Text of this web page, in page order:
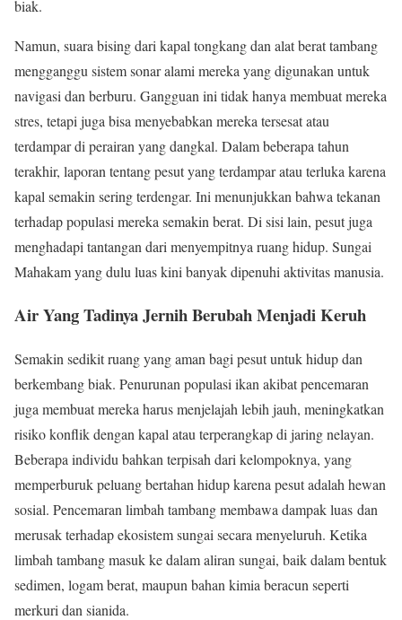
biak.
Namun, suara bising dari kapal tongkang dan alat berat tambang
mengganggu sistem sonar alami mereka yang digunakan untuk
navigasi dan berburu. Gangguan ini tidak hanya membuat mereka
stres, tetapi juga bisa menyebabkan mereka tersesat atau
terdampar di perairan yang dangkal. Dalam beberapa tahun
terakhir, laporan tentang pesut yang terdampar atau terluka karena
kapal semakin sering terdengar. Ini menunjukkan bahwa tekanan
terhadap populasi mereka semakin berat. Di sisi lain, pesut juga
menghadapi tantangan dari menyempitnya ruang hidup. Sungai
Mahakam yang dulu luas kini banyak dipenuhi aktivitas manusia.
Air Yang Tadinya Jernih Berubah Menjadi Keruh
Semakin sedikit ruang yang aman bagi pesut untuk hidup dan
berkembang biak. Penurunan populasi ikan akibat pencemaran
juga membuat mereka harus menjelajah lebih jauh, meningkatkan
risiko konflik dengan kapal atau terperangkap di jaring nelayan.
Beberapa individu bahkan terpisah dari kelompoknya, yang
memperburuk peluang bertahan hidup karena pesut adalah hewan
sosial. Pencemaran limbah tambang membawa dampak luas dan
merusak terhadap ekosistem sungai secara menyeluruh. Ketika
limbah tambang masuk ke dalam aliran sungai, baik dalam bentuk
sedimen, logam berat, maupun bahan kimia beracun seperti
merkuri dan sianida.